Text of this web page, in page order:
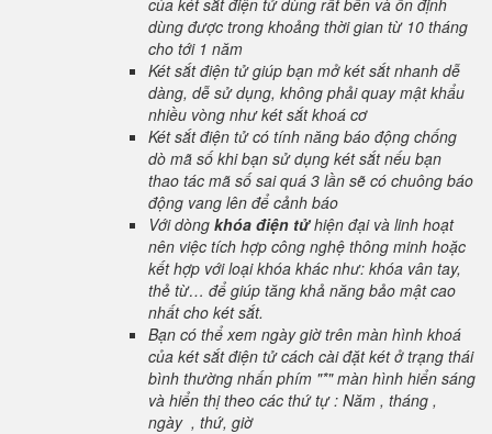
của két sắt điện tử dùng rất bền và ổn định
dùng được trong khoảng thời gian từ 10 tháng
cho tới 1 năm
Két sắt điện tử giúp bạn mở két sắt nhanh dễ
dàng, dễ sử dụng, không phải quay mật khẩu
nhiều vòng như két sắt khoá cơ
Két sắt điện tử có tính năng báo động chống
dò mã số khi bạn sử dụng két sắt nếu bạn
thao tác mã số sai quá 3 lần sẽ có chuông báo
động vang lên để cảnh báo
Với dòng khóa điện tửhiện đại và linh hoạt
nên việc tích hợp công nghệ thông minh hoặc
kết hợp với loại khóa khác như: khóa vân tay,
thẻ từ… để giúp tăng khả năng bảo mật cao
nhất cho két sắt.
Bạn có thể xem ngày giờ trên màn hình khoá
của két sắt điện tử cách cài đặt két ở trạng thái
bình thường nhấn phím "*" màn hình hiển sáng
và hiển thị theo các thứ tự : Năm , tháng ,
ngày , thứ, giờ